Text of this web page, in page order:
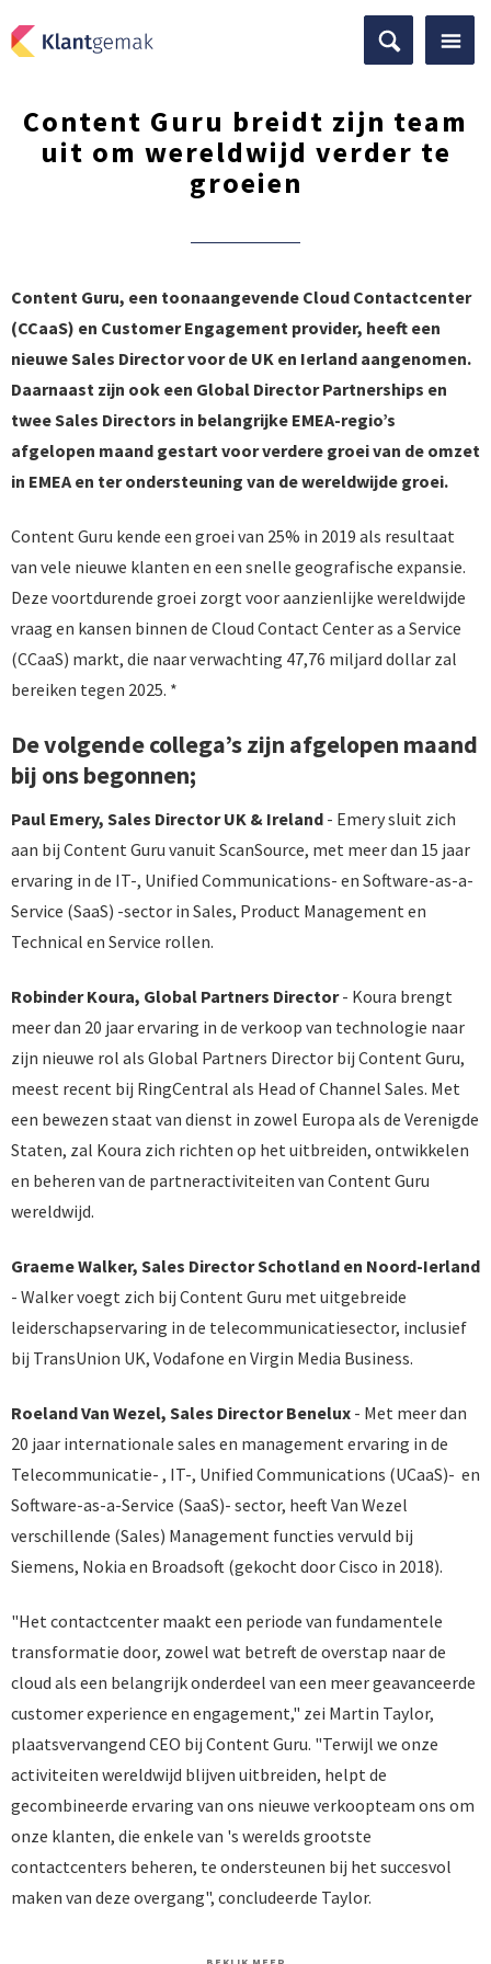
Content Guru breidt zijn team
uit om wereldwijd verder te
groeien
Content Guru, een toonaangevende Cloud Contactcenter
(CCaaS) en Customer Engagement provider, heeft een
nieuwe Sales Director voor de UK en Ierland aangenomen.
Daarnaast zijn ook een Global Director Partnerships en
twee Sales Directors in belangrijke EMEA-regio’s
afgelopen maand gestart voor verdere groei van de omzet
in EMEA en ter ondersteuning van de wereldwijde groei.
Content Guru kende een groei van 25% in 2019 als resultaat
van vele nieuwe klanten en een snelle geografische expansie.
Deze voortdurende groei zorgt voor aanzienlijke wereldwijde
vraag en kansen binnen de Cloud Contact Center as a Service
(CCaaS) markt, die naar verwachting 47,76 miljard dollar zal
bereiken tegen 2025. *
De volgende collega’s zijn afgelopen maand
bij ons begonnen;
Paul Emery, Sales Director UK & Ireland - Emery sluit zich
aan bij Content Guru vanuit ScanSource, met meer dan 15 jaar
ervaring in de IT-, Unified Communications- en Software-as-a-
Service (SaaS) -sector in Sales, Product Management en
Technical en Service rollen.
Robinder Koura, Global Partners Director- Koura brengt
meer dan 20 jaar ervaring in de verkoop van technologie naar
zijn nieuwe rol als Global Partners Director bij Content Guru,
meest recent bij RingCentral als Head of Channel Sales. Met
een bewezen staat van dienst in zowel Europa als de Verenigde
Staten, zal Koura zich richten op het uitbreiden, ontwikkelen
en beheren van de partneractiviteiten van Content Guru
wereldwijd.
Graeme Walker, Sales Director Schotland en Noord-Ierland
- Walker voegt zich bij Content Guru met uitgebreide
leiderschapservaring in de telecommunicatiesector, inclusief
bij TransUnion UK, Vodafone en Virgin Media Business.
Roeland Van Wezel, Sales Director Benelux - Met meer dan
20 jaar internationale sales en management ervaring in de
Telecommunicatie- , IT-, Unified Communications (UCaaS)- en
Software-as-a-Service (SaaS)- sector, heeft Van Wezel
verschillende (Sales) Management functies vervuld bij
Siemens, Nokia en Broadsoft (gekocht door Cisco in 2018).
"Het contactcenter maakt een periode van fundamentele
transformatie door, zowel wat betreft de overstap naar de
cloud als een belangrijk onderdeel van een meer geavanceerde
customer experience en engagement," zei Martin Taylor,
plaatsvervangend CEO bij Content Guru. "Terwijl we onze
activiteiten wereldwijd blijven uitbreiden, helpt de
gecombineerde ervaring van ons nieuwe verkoopteam ons om
onze klanten, die enkele van 's werelds grootste
contactcenters beheren, te ondersteunen bij het succesvol
maken van deze overgang", concludeerde Taylor.